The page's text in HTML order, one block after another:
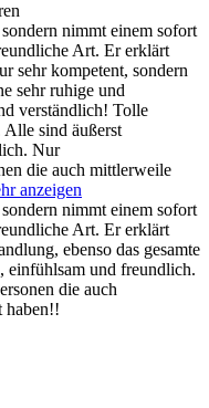
nimmt einem sofort
Art. Er erklärt
sehr kompetent, sondern
sehr ruhige und
verständlich! Tolle
Alle sind äußerst
Nur
die auch mittlerweile
anzeigen
nimmt einem sofort
Art. Er erklärt
ebenso das gesamte
einfühlsam und freundlich.
die auch
haben!!